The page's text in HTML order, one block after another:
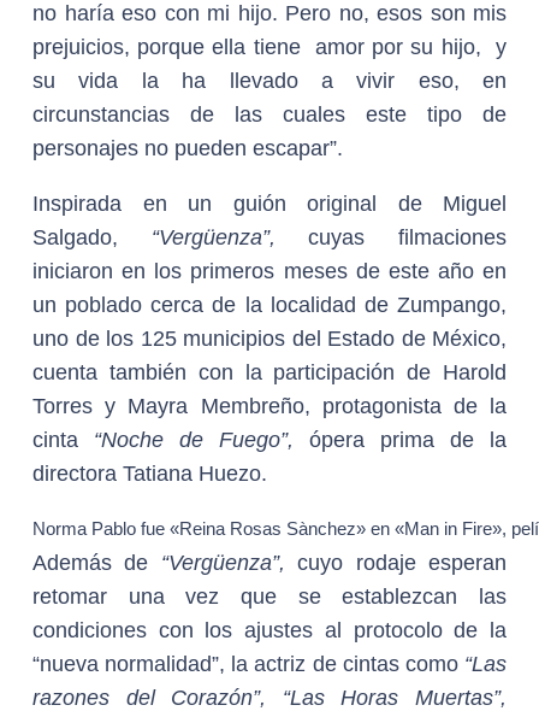
no haría eso con mi hijo. Pero no, esos son mis
prejuicios, porque ella tiene amor por su hijo, y
su vida la ha llevado a vivir eso, en
circunstancias de las cuales este tipo de
personajes no pueden escapar”.
Inspirada en un guión original de Miguel
Salgado, “Vergüenza”, cuyas filmaciones
iniciaron en los primeros meses de este año en
un poblado cerca de la localidad de Zumpango,
uno de los 125 municipios del Estado de México,
cuenta también con la participación de Harold
Torres y Mayra Membreño, protagonista de la
cinta “Noche de Fuego”, ópera prima de la
directora Tatiana Huezo.
Norma Pablo fue «Reina Rosas Sànchez» en «Man in Fire»,
Además de “Vergüenza”, cuyo rodaje esperan
retomar una vez que se establezcan las
condiciones con los ajustes al protocolo de la
“nueva normalidad”, la actriz de cintas como “Las
razones del Corazón”, “Las Horas Muertas”,